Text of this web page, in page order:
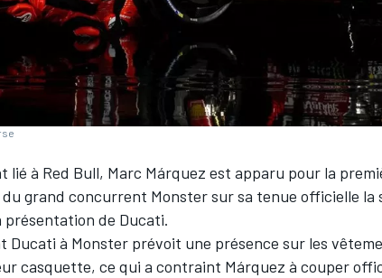
lié à Red Bull, Marc Márquez est apparu pour la
du grand concurrent Monster sur sa tenue officielle la
présentation de Ducati.
Ducati à Monster prévoit une présence sur les
casquette, ce qui a contraint Márquez à couper